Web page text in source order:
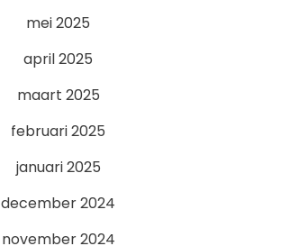
mei 2025
april 2025
maart 2025
februari 2025
januari 2025
december 2024
november 2024